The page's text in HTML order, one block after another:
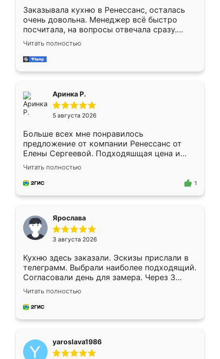
Заказывала кухню в Ренессанс, осталась
очень довольна. Менеджер всё быстро
посчитала, на вопросы отвечала сразу.
Замерщик приехал в субботу, подошёл к
делу со всей ответственностью. Собрали
за день, ребята работали аккуратно, даже
Читать полностью
Аринка Р.
5 августа 2026
Больше всех мне понравилось
предложение от компании Ренессанс от
Елены Сергеевой. Подходяшщая цена и
короткие сроки изготовления. Приехавший
для замера сотрудник Владислав
предложил по моему эскизу самый
Читать полностью
1
Ярослава
3 августа 2026
Кухню здесь заказали. Эскизы прислали в
телеграмм. Выбрали наиболее подходящий.
Согласовали день для замера. Через 3
недели кухня была уже готова. Остались
довольны работой. Спасибо Ренессанс
мебель за качественную работу!
Читать полностью
yaroslava1986